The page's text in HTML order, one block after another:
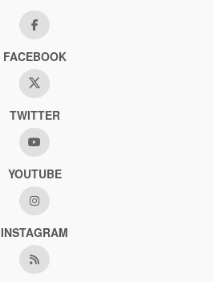
FACEBOOK
TWITTER
YOUTUBE
INSTAGRAM